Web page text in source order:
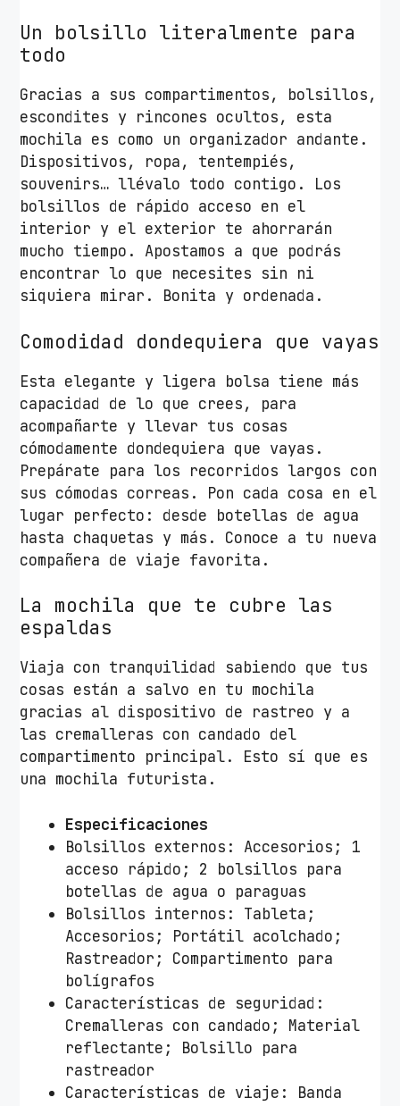
A
z
l
y
G
r
i
s
c
a
n
t
d
d
Un bolsillo literalmente para
todo
Gracias a sus compartimentos, bolsillos,
escondites y rincones ocultos, esta
mochila es como un organizador andante.
Dispositivos, ropa, tentempiés,
souvenirs… llévalo todo contigo. Los
bolsillos de rápido acceso en el
interior y el exterior te ahorrarán
mucho tiempo. Apostamos a que podrás
encontrar lo que necesites sin ni
siquiera mirar. Bonita y ordenada.
Comodidad dondequiera que vayas
Esta elegante y ligera bolsa tiene más
capacidad de lo que crees, para
acompañarte y llevar tus cosas
cómodamente dondequiera que vayas.
Prepárate para los recorridos largos con
sus cómodas correas. Pon cada cosa en el
lugar perfecto: desde botellas de agua
hasta chaquetas y más. Conoce a tu nueva
compañera de viaje favorita.
La mochila que te cubre las
espaldas
Viaja con tranquilidad sabiendo que tus
cosas están a salvo en tu mochila
gracias al dispositivo de rastreo y a
las cremalleras con candado del
compartimento principal. Esto sí que es
una mochila futurista.
Especificaciones
Bolsillos externos: Accesorios; 1
acceso rápido; 2 bolsillos para
botellas de agua o paraguas
Bolsillos internos: Tableta;
Accesorios; Portátil acolchado;
Rastreador; Compartimento para
bolígrafos
Características de seguridad:
Cremalleras con candado; Material
reflectante; Bolsillo para
rastreador
Características de viaje: Banda